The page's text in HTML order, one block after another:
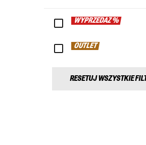
WYPRZEDAŻ %
OUTLET
RESETUJ WSZYSTKIE